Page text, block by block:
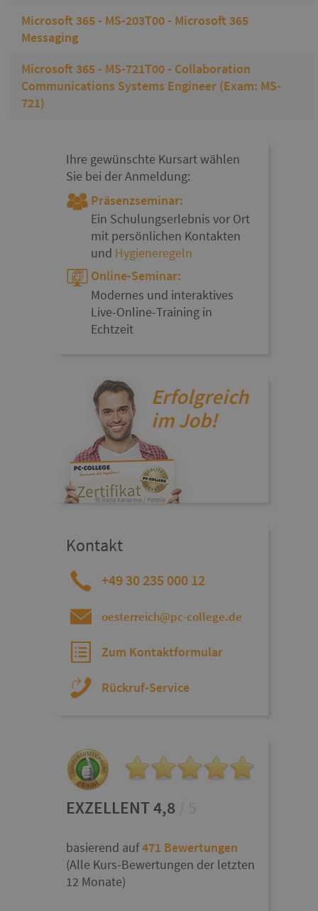
Microsoft 365 - MS-203T00 - Microsoft 365
Messaging
Microsoft 365 - MS-721T00 - Collaboration
Communications Systems Engineer (Exam: MS-
721)
Ihre gewünschte Kursart wählen
Sie bei der Anmeldung:
Präsenzseminar:
Ein Schulungserlebnis vor Ort
mit persönlichen Kontakten
und Hygieneregeln
Online-Seminar:
Modernes und interaktives
Live-Online-Training in
Echtzeit
Erfolgreich
im Job!
Kontakt
+49 30 235 000 12
oesterreich@pc-college.de
Zum Kontaktformular
Rückruf-Service
EXZELLENT 4,8
basierend auf471 Bewertungen
(Alle Kurs-Bewertungen der letzten
12 Monate)